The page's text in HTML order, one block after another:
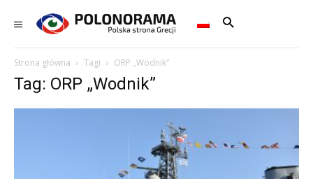
Strona główna Tagi ORP „Wodnik”
Tag: ORP „Wodnik”